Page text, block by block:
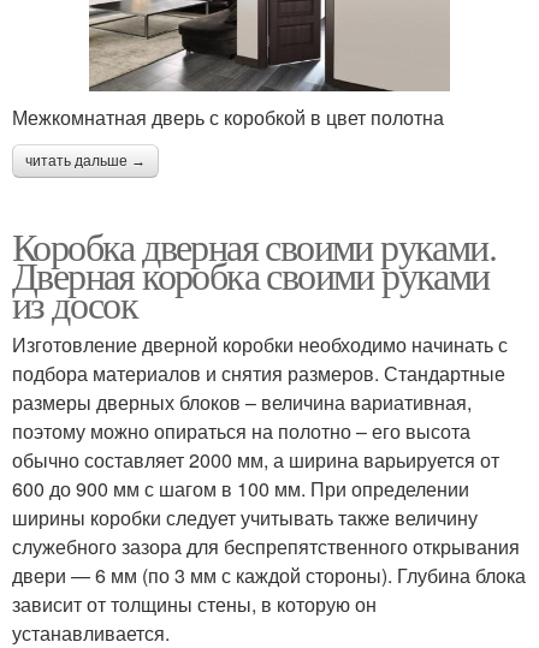
Межкомнатная дверь с коробкой в цвет полотна
читать дальше →
Коробка дверная своими руками.
Дверная коробка своими руками
из досок
Изготовление дверной коробки необходимо начинать с
подбора материалов и снятия размеров. Стандартные
размеры дверных блоков – величина вариативная,
поэтому можно опираться на полотно – его высота
обычно составляет 2000 мм, а ширина варьируется от
600 до 900 мм с шагом в 100 мм. При определении
ширины коробки следует учитывать также величину
служебного зазора для беспрепятственного открывания
двери — 6 мм (по 3 мм с каждой стороны). Глубина блока
зависит от толщины стены, в которую он
устанавливается.